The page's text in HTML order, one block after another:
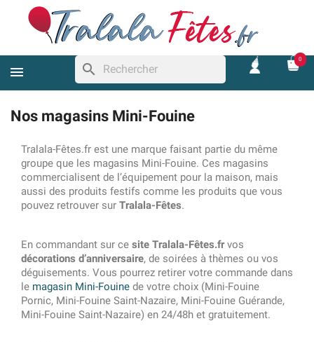
search
0
Nos magasins Mini-Fouine
Tralala-Fêtes.fr est une marque faisant partie du même
groupe que les magasins Mini-Fouine. Ces magasins
commercialisent de l’équipement pour la maison, mais
aussi des produits festifs comme les produits que vous
pouvez retrouver sur Tralala-Fêtes.
En commandant sur ce site Tralala-Fêtes.frvos
décorations d’anniversaire, de soirées à thèmes ou vos
déguisements. Vous pourrez retirer votre commande dans
le magasin Mini-Fouine de votre choix (Mini-Fouine
Pornic, Mini-Fouine Saint-Nazaire, Mini-Fouine Guérande,
Mini-Fouine Saint-Nazaire) en 24/48h et gratuitement.